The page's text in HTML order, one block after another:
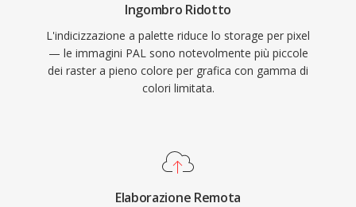
Ingombro Ridotto
L'indicizzazione a palette riduce lo storage per pixel
— le immagini PAL sono notevolmente più piccole
dei raster a pieno colore per grafica con gamma di
colori limitata.
Elaborazione Remota